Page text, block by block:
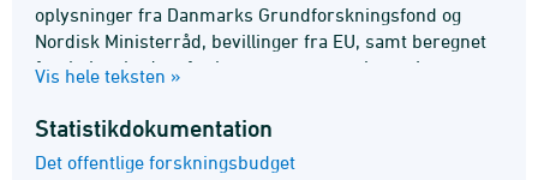
oplysninger fra Danmarks Grundforskningsfond og
Nordisk Ministerråd, bevillinger fra EU, samt beregnet
forskningsbudget for kommuner og regioner. Læs mere
på
emnesiden
Vis hele teksten »
Statistik­dokumentation
Det offentlige forskningsbudget